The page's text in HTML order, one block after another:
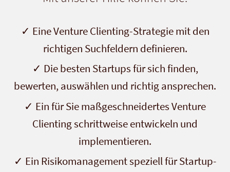
Eine Venture Clienting-Strategie mit den
richtigen Suchfeldern definieren.
Die besten Startups für sich finden,
bewerten, auswählen und richtig ansprechen.
Ein für Sie maßgeschneidertes Venture
Clienting schrittweise entwickeln und
implementieren.
Ein Risikomanagement speziell für Startup-